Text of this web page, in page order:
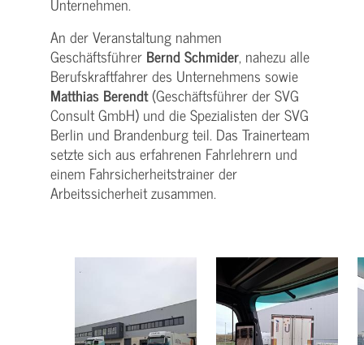
An der Veranstaltung nahmen
Geschäftsführer Bernd Schmider, nahezu alle
Berufskraftfahrer des Unternehmens sowie
Matthias Berendt(Geschäftsführer der SVG
Consult GmbH) und die Spezialisten der SVG
Berlin und Brandenburg teil. Das Trainerteam
setzte sich aus erfahrenen Fahrlehrern und
einem Fahrsicherheitstrainer der
Arbeitssicherheit zusammen.